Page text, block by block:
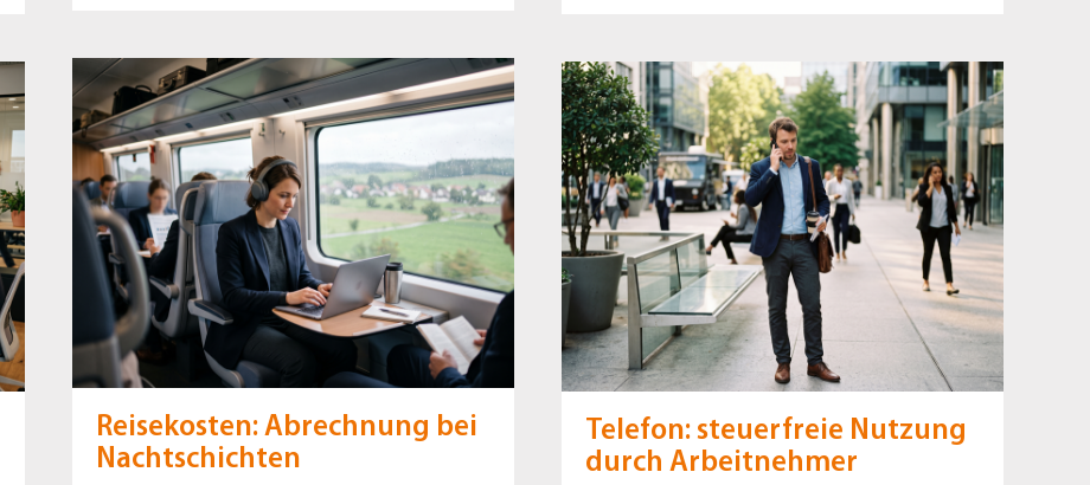
Reisekosten: Abrechnung bei
Nachtschichten
Telefon: steuerfreie Nutzung
durch Arbeitnehmer